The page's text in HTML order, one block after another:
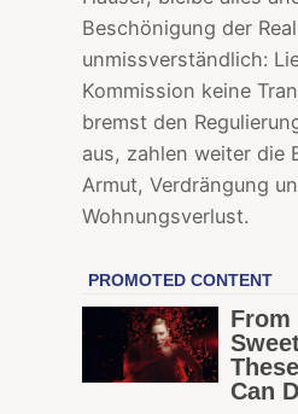
Beschönigung der
unmissverständlich:
Kommission keine
bremst den
aus, zahlen weiter die
Armut, Verdrängung
Wohnungsverlust.